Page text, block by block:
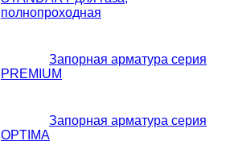
полнопроходная
Запорная арматура серия
PREMIUM
Запорная арматура серия
OPTIMA